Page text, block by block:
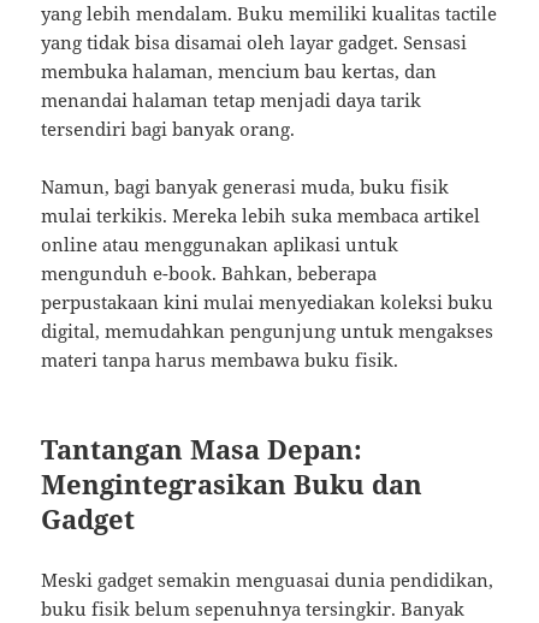
yang lebih mendalam. Buku memiliki kualitas tactile
yang tidak bisa disamai oleh layar gadget. Sensasi
membuka halaman, mencium bau kertas, dan
menandai halaman tetap menjadi daya tarik
tersendiri bagi banyak orang.
Namun, bagi banyak generasi muda, buku fisik
mulai terkikis. Mereka lebih suka membaca artikel
online atau menggunakan aplikasi untuk
mengunduh e-book. Bahkan, beberapa
perpustakaan kini mulai menyediakan koleksi buku
digital, memudahkan pengunjung untuk mengakses
materi tanpa harus membawa buku fisik.
Tantangan Masa Depan:
Mengintegrasikan Buku dan
Gadget
Meski gadget semakin menguasai dunia pendidikan,
buku fisik belum sepenuhnya tersingkir. Banyak